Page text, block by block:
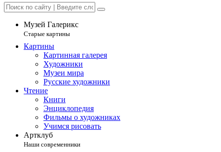
Музей Галерикс
Старые картины
Картины
Картинная галерея
Художники
Музеи мира
Русские художники
Чтение
Книги
Энциклопедия
Фильмы о художниках
Учимся рисовать
Артклуб
Наши современники